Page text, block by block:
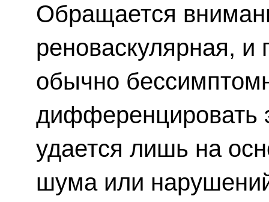
Обращается
реноваскулярная, и
обычно
дифференцировать
удается лишь на
шума или